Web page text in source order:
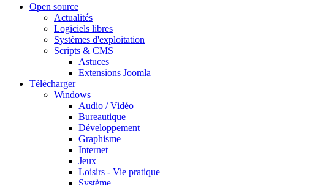
Open source
Actualités
Logiciels libres
Systèmes d'exploitation
Scripts & CMS
Astuces
Extensions Joomla
Télécharger
Windows
Audio / Vidéo
Bureautique
Développement
Graphisme
Internet
Jeux
Loisirs - Vie pratique
Système